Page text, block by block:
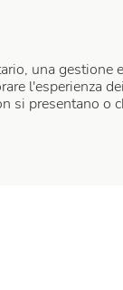
una gestione
l'esperienza
si presentano o